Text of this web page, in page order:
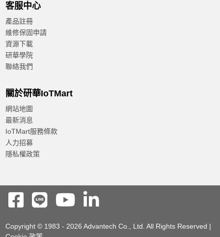
客服中心
產品註冊
維修保固申請
資源下載
研華學院
聯絡我們
關於研華IoTMart
網站地圖
最新消息
IoTMart服務條款
人力招募
隱私權政策
Copyright © 1983 - 2026 Advantech Co., Ltd. All Rights Reserved |